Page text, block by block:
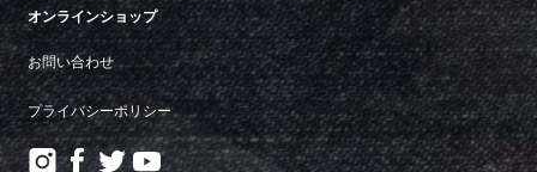
オンラインショップ
お問い合わせ
プライバシーポリシー